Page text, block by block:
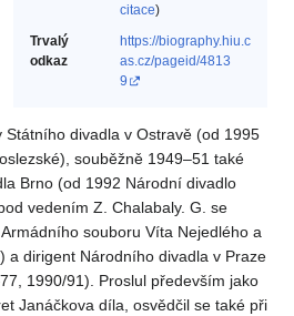
citace)
Trvalý
odkaz
https://biography.hiu.c
as.cz/pageid/4813
9
Státního divadla v Ostravě (od 1995
souběžně 1949–51 také
Brno (od 1992 Národní divadlo
vedením Z. Chalabaly. G. se
souboru Víta Nejedlého a
a dirigent Národního divadla v Praze
1990/91). Proslul především jako
Janáčkova díla, osvědčil se také při